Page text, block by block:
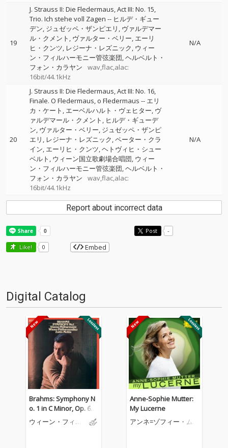
19
J. Strauss II: Die Fledermaus, Act III: No. 15,
Trio. Ich stehe voll Zagen -- ヒルデ・ギュー
デン ジュゼッペ・ザンピエリ ヴァルデマー
ル・クメント ヴァルター・ベリー エーリ
ヒ・クンツ レジーナ・レズニック ウィー
ン・フィルハーモニー管弦楽団 ヘルベルト・
フォン・カラヤン
wav,flac,alac:
16bit/44.1kHz
N/A
20
J. Strauss II: Die Fledermaus, Act III: No. 16,
Finale. O Fledermaus, o Fledermaus -- エリ
カ・ケート エーベルハルト・ヴェヒター ヴ
ァルデマール・クメント
ヒルデ・ギューデ
ン ヴァルター・ベリー ジュゼッペ・ザンピ
エリ
レジーナ・レズニック ペーター・クラ
イン エーリヒ・クンツ ヘトヴィヒ・シュー
ベルト ウィーン国立歌劇場合唱団 ウィー
ン・フィルハーモニー管弦楽団 ヘルベルト・
フォン・カラヤン
wav,flac,alac:
16bit/44.1kHz
N/A
Report about incorrect data
Post -
Like! 0 Embed
Digital Catalog
Brahms: Symphony N
o. 1 in C Minor, Op. 68:
III. Un poco allegretto
e grazioso
ウィーン・フィル
Anne-Sophie Mutter:
My Lucerne
アンネ=ゾフィー・ム